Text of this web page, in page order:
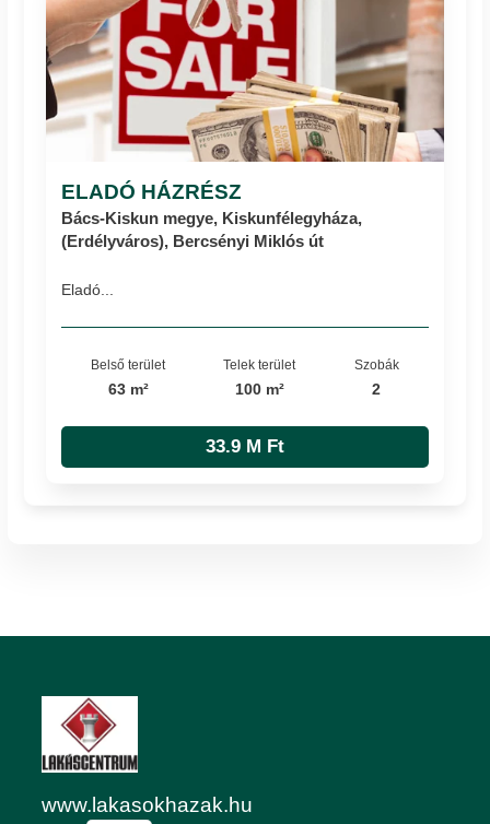
ELADÓ HÁZRÉSZ
Bács-Kiskun megye, Kiskunfélegyháza,
(Erdélyváros), Bercsényi Miklós út
Eladó...
Belső terület
63 m²
Telek terület
100 m²
Szobák
2
33.9 M Ft
www.lakasokhazak.hu